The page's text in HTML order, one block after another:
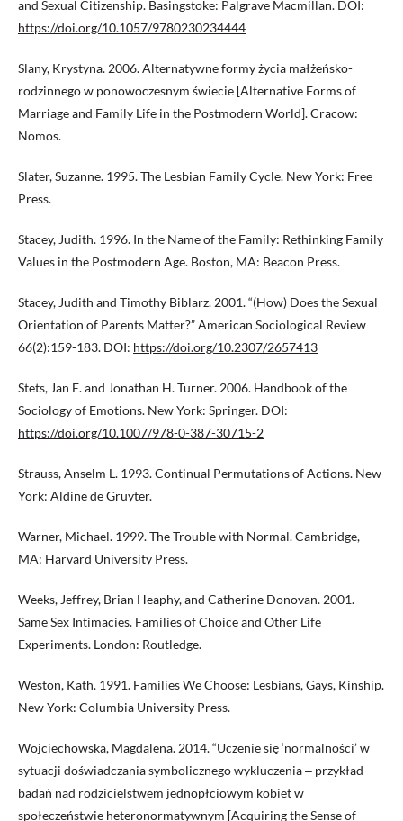
and Sexual Citizenship. Basingstoke: Palgrave Macmillan. DOI:
https://doi.org/10.1057/9780230234444
Slany, Krystyna. 2006. Alternatywne formy życia małżeńsko-
rodzinnego w ponowoczesnym świecie [Alternative Forms of
Marriage and Family Life in the Postmodern World]. Cracow:
Nomos.
Slater, Suzanne. 1995. The Lesbian Family Cycle. New York: Free
Press.
Stacey, Judith. 1996. In the Name of the Family: Rethinking Family
Values in the Postmodern Age. Boston, MA: Beacon Press.
Stacey, Judith and Timothy Biblarz. 2001. “(How) Does the Sexual
Orientation of Parents Matter?” American Sociological Review
66(2):159-183. DOI: https://doi.org/10.2307/2657413
Stets, Jan E. and Jonathan H. Turner. 2006. Handbook of the
Sociology of Emotions. New York: Springer. DOI:
https://doi.org/10.1007/978-0-387-30715-2
Strauss, Anselm L. 1993. Continual Permutations of Actions. New
York: Aldine de Gruyter.
Warner, Michael. 1999. The Trouble with Normal. Cambridge,
MA: Harvard University Press.
Weeks, Jeffrey, Brian Heaphy, and Catherine Donovan. 2001.
Same Sex Intimacies. Families of Choice and Other Life
Experiments. London: Routledge.
Weston, Kath. 1991. Families We Choose: Lesbians, Gays, Kinship.
New York: Columbia University Press.
Wojciechowska, Magdalena. 2014. “Uczenie się ‘normalności’ w
sytuacji doświadczania symbolicznego wykluczenia ‒ przykład
badań nad rodzicielstwem jednopłciowym kobiet w
społeczeństwie heteronormatywnym [Acquiring the Sense of